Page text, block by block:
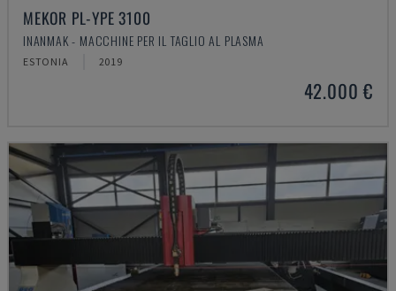
MEKOR PL-YPE 3100
INANMAK - MACCHINE PER IL TAGLIO AL PLASMA
ESTONIA 2019
42.000 €